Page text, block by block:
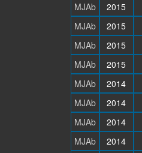
MJAb
2015
MJAb
2015
MJAb
2015
MJAb
2015
MJAb
2014
MJAb
2014
MJAb
2014
MJAb
2014